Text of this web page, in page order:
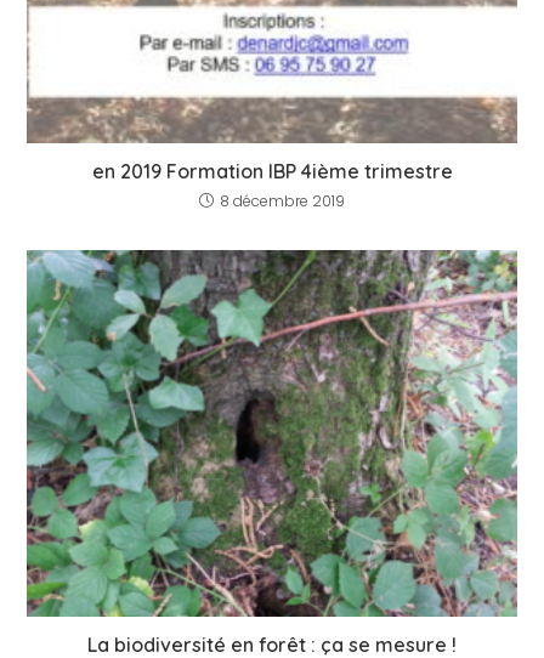
en 2019 Formation IBP 4ième trimestre
8 décembre 2019
La biodiversité en forêt : ça se mesure !